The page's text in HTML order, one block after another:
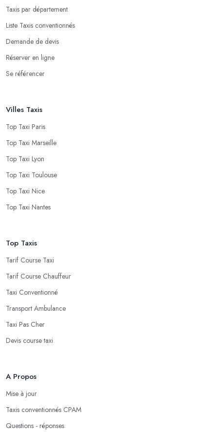
Taxis par département
Liste Taxis conventionnés
Demande de devis
Réserver en ligne
Se référencer
Villes Taxis
Top Taxi Paris
Top Taxi Marseille
Top Taxi Lyon
Top Taxi Toulouse
Top Taxi Nice
Top Taxi Nantes
Top Taxis
Tarif Course Taxi
Tarif Course Chauffeur
Taxi Conventionné
Transport Ambulance
Taxi Pas Cher
Devis course taxi
A Propos
Mise à jour
Taxis conventionnés CPAM
Questions - réponses